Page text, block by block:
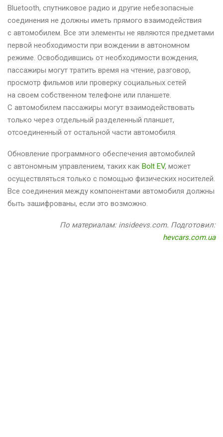
Bluetooth, спутниковое радио и другие небезопасные
соединения не должны иметь прямого взаимодействия
с автомобилем. Все эти элементы не являются предметами
первой необходимости при вождении в автономном
режиме. Освободившись от необходимости вождения,
пассажиры могут тратить время на чтение, разговор,
просмотр фильмов или проверку социальных сетей
на своем собственном телефоне или планшете.
С автомобилем пассажиры могут взаимодействовать
только через отдельный разделенный планшет,
отсоединенный от остальной части автомобиля.
Обновление программного обеспечения автомобилей
с автономным управлением, таких как Bolt EV, может
осуществляться только с помощью физических носителей.
Все соединения между компонентами автомобиля должны
быть зашифрованы, если это возможно.
По материалам: insideevs.com. Подготовил:
hevcars.com.ua